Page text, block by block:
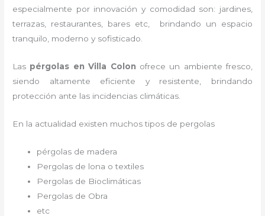
especialmente por innovación y comodidad son: jardines,
terrazas, restaurantes, bares etc, brindando un espacio
tranquilo, moderno y sofisticado.
Las pérgolas en Villa Colon ofrece un ambiente fresco,
siendo altamente eficiente y resistente, brindando
protección ante las incidencias climáticas.
En la actualidad existen muchos tipos de pergolas
pérgolas de madera
Pergolas de lona o textiles
Pergolas de Bioclimáticas
Pergolas de Obra
etc